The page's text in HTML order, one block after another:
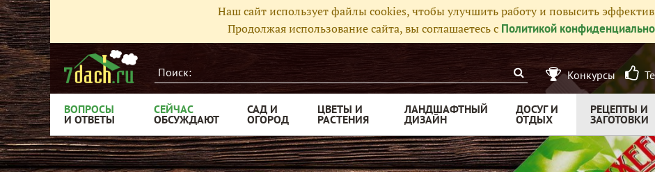
Наш сайт использует файлы cookies, чтобы улучшить работу и повысить
Продолжая использование сайта, вы соглашаетесь с Политикой
Конкурсы
ВОПРОСЫ
И ОТВЕТЫ
СЕЙЧАС
ОБСУЖДАЮТ
САД И
ОГОРОД
ЦВЕТЫ И
РАСТЕНИЯ
ЛАНДШАФТНЫЙ
ДИЗАЙН
ДОСУГ И
ОТДЫХ
РЕЦЕПТЫ И
ЗАГОТОВКИ